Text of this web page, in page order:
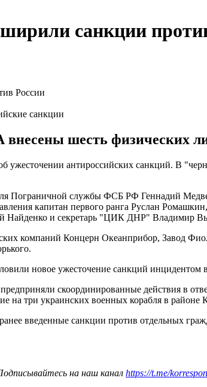
санкции
санкции
шесть физических
антироссийских санкций. В
Пограничной службы ФСБ РФ Геннадий
капитан первого ранга Руслан
Найденко и секретарь "ЦИК ДНР" Владимир
компаний Концерн Океанприбор, Завод
новое ужесточение санкций инцидентом
скоординированные действия в
на три украинских военных корабля в
введенные санкции против отдельных
на наш канал https://t.me/